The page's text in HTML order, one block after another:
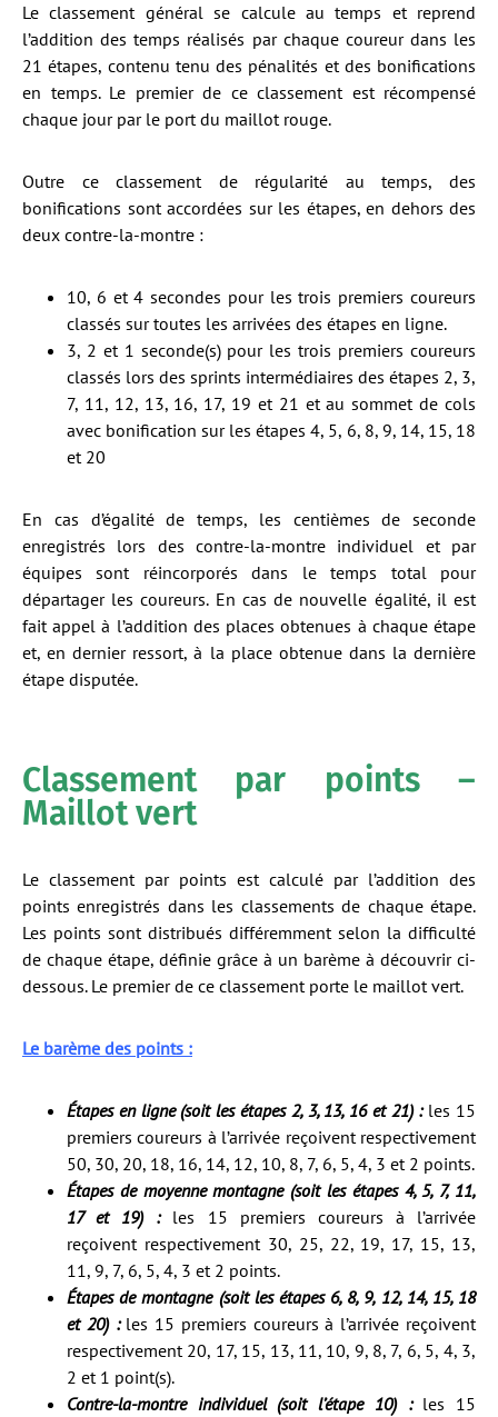
Le classement général se calcule au temps et reprend
l’addition des temps réalisés par chaque coureur dans les
21 étapes, contenu tenu des pénalités et des bonifications
en temps. Le premier de ce classement est récompensé
chaque jour par le port du maillot rouge.
Outre ce classement de régularité au temps, des
bonifications sont accordées sur les étapes, en dehors des
deux contre-la-montre :
10, 6 et 4 secondes pour les trois premiers coureurs
classés sur toutes les arrivées des étapes en ligne.
3, 2 et 1 seconde(s) pour les trois premiers coureurs
classés lors des sprints intermédiaires des étapes 2, 3,
7, 11, 12, 13, 16, 17, 19 et 21 et au sommet de cols
avec bonification sur les étapes 4, 5, 6, 8, 9, 14, 15, 18
et 20
En cas d’égalité de temps, les centièmes de seconde
enregistrés lors des contre-la-montre individuel et par
équipes sont réincorporés dans le temps total pour
départager les coureurs. En cas de nouvelle égalité, il est
fait appel à l’addition des places obtenues à chaque étape
et, en dernier ressort, à la place obtenue dans la dernière
étape disputée.
Classement par points –
Maillot vert
Le classement par points est calculé par l’addition des
points enregistrés dans les classements de chaque étape.
Les points sont distribués différemment selon la difficulté
de chaque étape, définie grâce à un barème à découvrir ci-
dessous. Le premier de ce classement porte le maillot vert.
Le barème des points :
Étapes en ligne (soit les étapes 2, 3, 13, 16 et 21) :les 15
premiers coureurs à l’arrivée reçoivent respectivement
50, 30, 20, 18, 16, 14, 12, 10, 8, 7, 6, 5, 4, 3 et 2 points.
Étapes de moyenne montagne (soit les étapes 4, 5, 7, 11,
17 et 19) : les 15 premiers coureurs à l’arrivée
reçoivent respectivement 30, 25, 22, 19, 17, 15, 13,
11, 9, 7, 6, 5, 4, 3 et 2 points.
Étapes de montagne (soit les étapes 6, 8, 9, 12, 14, 15, 18
et 20) : les 15 premiers coureurs à l’arrivée reçoivent
respectivement 20, 17, 15, 13, 11, 10, 9, 8, 7, 6, 5, 4, 3,
2 et 1 point(s).
Contre-la-montre individuel (soit l’étape 10) : les 15